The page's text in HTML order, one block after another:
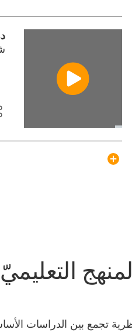
التعليميّ
تجمع بين الدراسات